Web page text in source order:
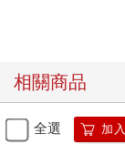
相關商品
全選 加